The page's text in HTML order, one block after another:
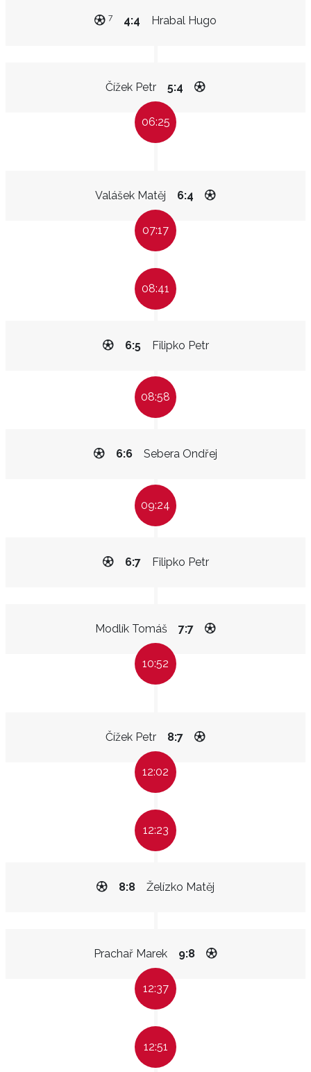
Hrabal Hugo
4:4
7
Čížek Petr 5:4
06:25
Valášek Matěj 6:4
07:17
08:41
Filipko Petr
6:5
08:58
Sebera Ondřej
6:6
09:24
Filipko Petr
6:7
Modlík Tomáš 7:7
10:52
Čížek Petr 8:7
12:02
12:23
Želízko Matěj
8:8
Prachař Marek 9:8
12:37
12:51